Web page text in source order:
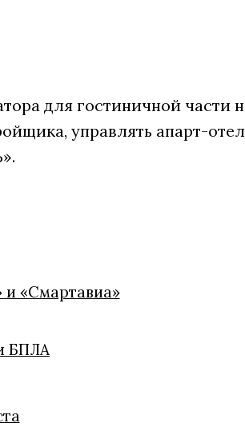
для гостиничной части
управлять апарт-
и «Смартавиа»
БПЛА